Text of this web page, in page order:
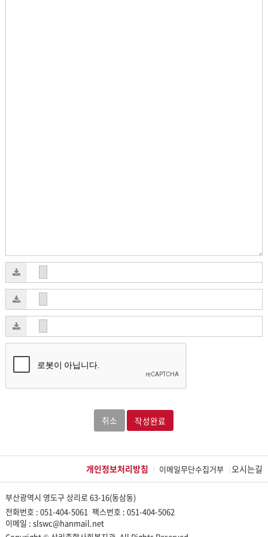
취소
개인정보처리방침 이메일무단수집거부 오시는길
부산광역시 영도구 상리로 63-16(동삼동)
전화번호 : 051-404-5061 팩스번호 : 051-404-5062
이메일 : slswc@hanmail.net